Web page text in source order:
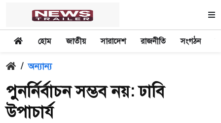
হোম জাতীয় সারাদেশ রাজনীতি সংগঠন
/ অন্যান্য
পুনর্নির্বাচন সম্ভব নয়: ঢাবি
উপাচার্য